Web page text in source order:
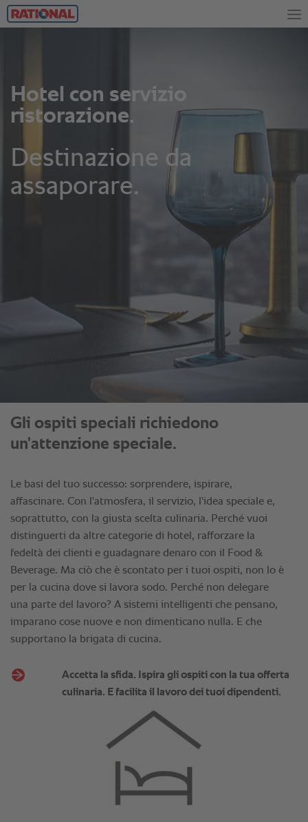
Gli ospiti speciali richiedono
un'attenzione speciale.
Le basi del tuo successo: sorprendere, ispirare,
affascinare. Con l'atmosfera, il servizio, l'idea speciale e,
soprattutto, con la giusta scelta culinaria. Perché vuoi
distinguerti da altre categorie di hotel, rafforzare la
fedeltà dei clienti e guadagnare denaro con il Food &
Beverage. Ma ciò che è scontato per i tuoi ospiti, non lo è
per la cucina dove si lavora sodo. Perché non delegare
una parte del lavoro? A sistemi intelligenti che pensano,
imparano cose nuove e non dimenticano nulla. E che
supportano la brigata di cucina.
Accetta la sfida. Ispira gli ospiti con la tua offerta
culinaria. E facilita il lavoro dei tuoi dipendenti.